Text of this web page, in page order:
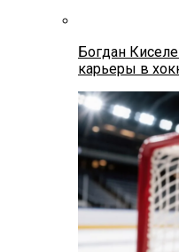
Богдан
карьеры в